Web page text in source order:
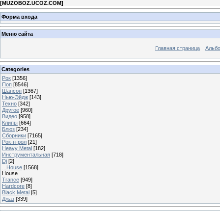
[MUZOBOZ.UCOZ.COM]
Форма входа
Меню сайта
Главная страница
Categories
Рок [1356]
Поп [8546]
Шансон [1367]
Нью-Эйдж [143]
Техно [342]
Другое [960]
Видео [958]
Клипы [664]
Блюз [234]
Сборники [7165]
Рок-н-рол [21]
Heavy Metal [182]
Инструментальная [718]
Dj [2]
...House [1568]
House
Trance [949]
Hardcore [8]
Black Metal [5]
Джаз [339]